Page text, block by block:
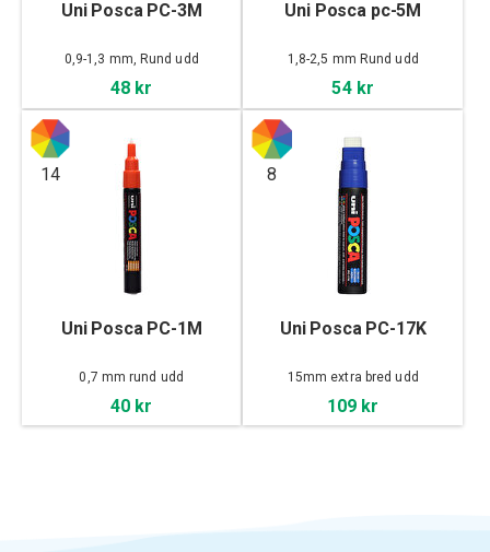
Uni Posca PC-3M
0,9-1,3 mm, Rund udd
48 kr
Uni Posca pc-5M
1,8-2,5 mm Rund udd
54 kr
14
Uni Posca PC-1M
0,7 mm rund udd
40 kr
8
Uni Posca PC-17K
15mm extra bred udd
109 kr